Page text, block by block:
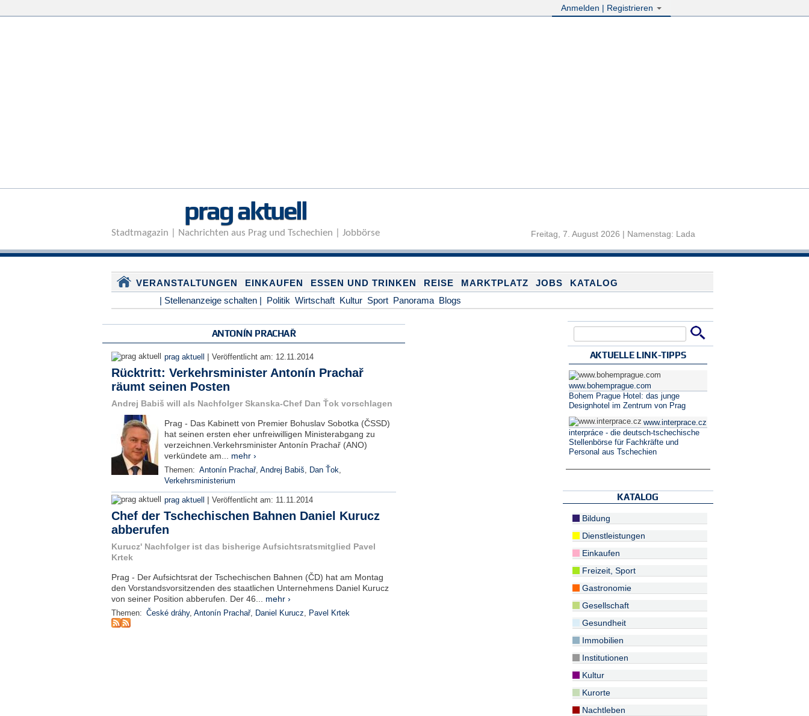
Anmelden | Registrieren
prag aktuell
Stadtmagazin | Nachrichten aus Prag und Tschechien | Jobbörse Freitag, 7. August 2026 | Namenstag: Lada
VERANSTALTUNGEN EINKAUFEN ESSEN UND TRINKEN REISE MARKTPLATZ JOBS
KATALOG
| Stellenanzeige schalten | Politik Wirtschaft Kultur Sport Panorama Blogs
ANTONÍN PRACHAŘ
prag aktuell | Veröffentlicht am: 12.11.2014
Rücktritt: Verkehrsminister Antonín Prachař
räumt seinen Posten
Andrej Babiš will als Nachfolger Skanska-Chef Dan Ťok vorschlagen
Prag - Das Kabinett von Premier Bohuslav Sobotka (ČSSD)
hat seinen ersten eher unfreiwilligen Ministerabgang zu
verzeichnen.Verkehrsminister Antonín Prachař (ANO)
verkündete am... mehr ›
Themen: Antonín Prachař, Andrej Babiš, Dan Ťok,
Verkehrsministerium
prag aktuell | Veröffentlicht am: 11.11.2014
Chef der Tschechischen Bahnen Daniel Kurucz
abberufen
Kurucz' Nachfolger ist das bisherige Aufsichtsratsmitglied Pavel
Krtek
Prag - Der Aufsichtsrat der Tschechischen Bahnen (ČD) hat am Montag
den Vorstandsvorsitzenden des staatlichen Unternehmens Daniel Kurucz
von seiner Position abberufen. Der 46... mehr ›
Themen: České dráhy, Antonín Prachař, Daniel Kurucz, Pavel Krtek
AKTUELLE LINK-TIPPS
www.bohemprague.com
Bohem Prague Hotel: das junge
Designhotel im Zentrum von Prag
www.interprace.cz
interpráce - die deutsch-tschechische
Stellenbörse für Fachkräfte und
Personal aus Tschechien
KATALOG
Bildung
Dienstleistungen
Einkaufen
Freizeit, Sport
Gastronomie
Gesellschaft
Gesundheit
Immobilien
Institutionen
Kultur
Kurorte
Nachtleben